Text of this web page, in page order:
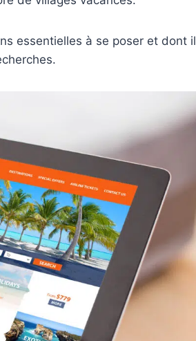
essentielles à se poser et dont il